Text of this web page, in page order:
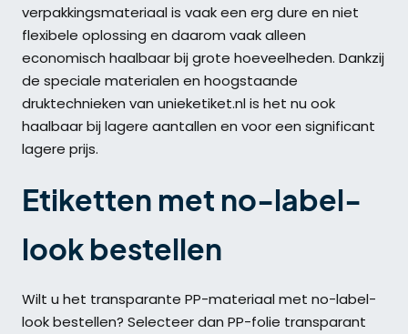
verpakkingsmateriaal is vaak een erg dure en niet
flexibele oplossing en daarom vaak alleen
economisch haalbaar bij grote hoeveelheden. Dankzij
de speciale materialen en hoogstaande
druktechnieken van unieketiket.nl is het nu ook
haalbaar bij lagere aantallen en voor een significant
lagere prijs.
Etiketten met no-label-
look bestellen
Wilt u het transparante PP-materiaal met no-label-
look bestellen? Selecteer dan PP-folie transparant